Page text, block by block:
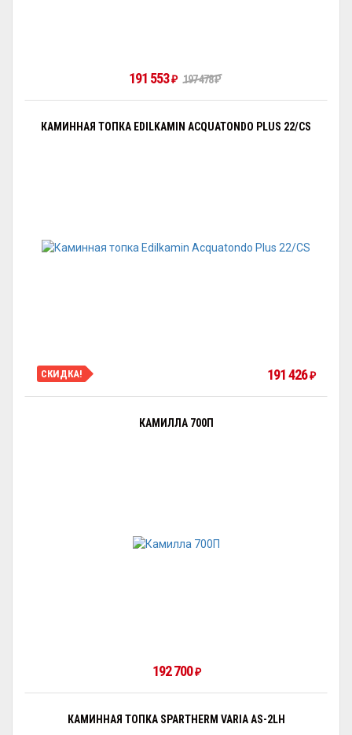
191 553₽ 197 478₽
КАМИННАЯ ТОПКА EDILKAMIN ACQUATONDO PLUS 22/CS
СКИДКА! 191 426₽
КАМИЛЛА 700П
192 700₽
КАМИННАЯ ТОПКА SPARTHERM VARIA AS-2LH